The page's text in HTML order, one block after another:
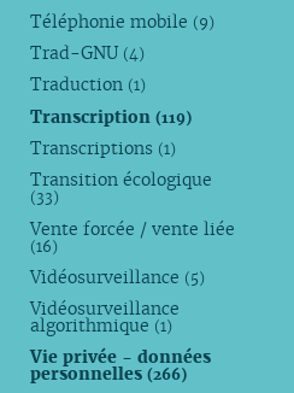
Téléphonie mobile (9)
Trad-GNU (4)
Traduction (1)
Transcription(119)
Transcriptions (1)
Transition écologique
(33)
Vente forcée / vente liée
(16)
Vidéosurveillance (5)
Vidéosurveillance
algorithmique (1)
Vie privée - données
personnelles(266)